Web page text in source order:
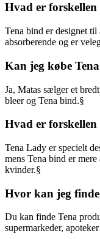
Hvad er forskellen
Tena bind er designet til
absorberende og er
Kan jeg købe
Ja, Matas sælger et
bleer og Tena bind.§
Hvad er forskellen
Tena Lady er specielt
mens Tena bind er
kvinder.§
Hvor kan jeg
Du kan finde Tena
supermarkeder,